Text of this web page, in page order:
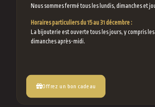
Nous sommes fermé tous les lundis, dimanches et
Horaires particuliers du 15 au 31 décembre :
La bijouterie est ouverte tous les jours, y compris
dimanches après-midi.
Offrez un bon cadeau